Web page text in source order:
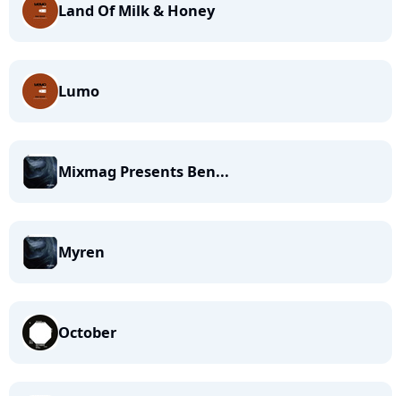
Land Of Milk & Honey
Lumo
Mixmag Presents Ben...
Myren
October